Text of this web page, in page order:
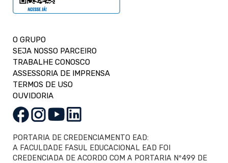
O GRUPO
SEJA NOSSO PARCEIRO
TRABALHE CONOSCO
ASSESSORIA DE IMPRENSA
TERMOS DE USO
OUVIDORIA
PORTARIA DE CREDENCIAMENTO EAD:
A FACULDADE FASUL EDUCACIONAL EAD FOI
CREDENCIADA DE ACORDO COM A PORTARIA Nº499 DE